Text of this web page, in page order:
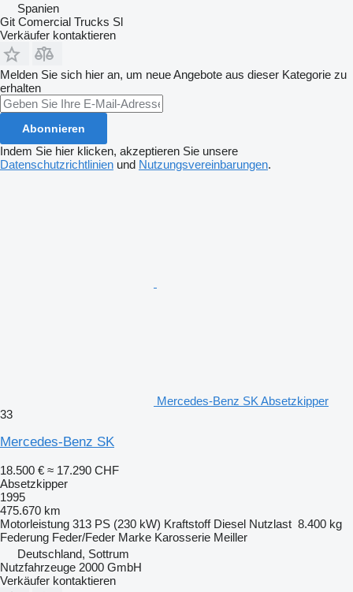
Spanien
Git Comercial Trucks Sl
Verkäufer kontaktieren
Melden Sie sich hier an, um neue Angebote aus dieser Kategorie zu
erhalten
Abonnieren
Indem Sie hier klicken, akzeptieren Sie unsere
Datenschutzrichtlinien und Nutzungsvereinbarungen.
Mercedes-Benz SK Absetzkipper
33
Mercedes-Benz SK
18.500 € ≈ 17.290 CHF
Absetzkipper
1995
475.670 km
Motorleistung 313 PS (230 kW) Kraftstoff Diesel Nutzlast 8.400 kg
Federung Feder/Feder Marke Karosserie Meiller
Deutschland, Sottrum
Nutzfahrzeuge 2000 GmbH
Verkäufer kontaktieren